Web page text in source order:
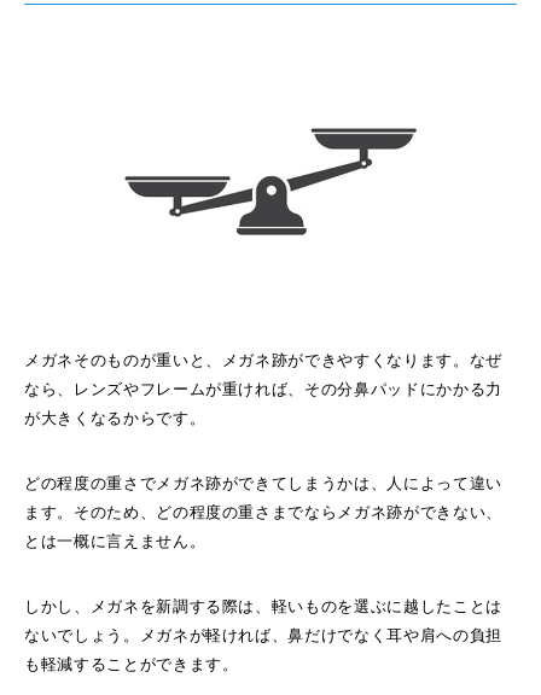
メガネそのものが重いと、メガネ跡ができやすくなります。なぜ
なら、レンズやフレームが重ければ、その分鼻パッドにかかる力
が大きくなるからです。
どの程度の重さでメガネ跡ができてしまうかは、人によって違い
ます。そのため、どの程度の重さまでならメガネ跡ができない、
とは一概に言えません。
しかし、メガネを新調する際は、軽いものを選ぶに越したことは
ないでしょう。メガネが軽ければ、鼻だけでなく耳や肩への負担
も軽減することができます。